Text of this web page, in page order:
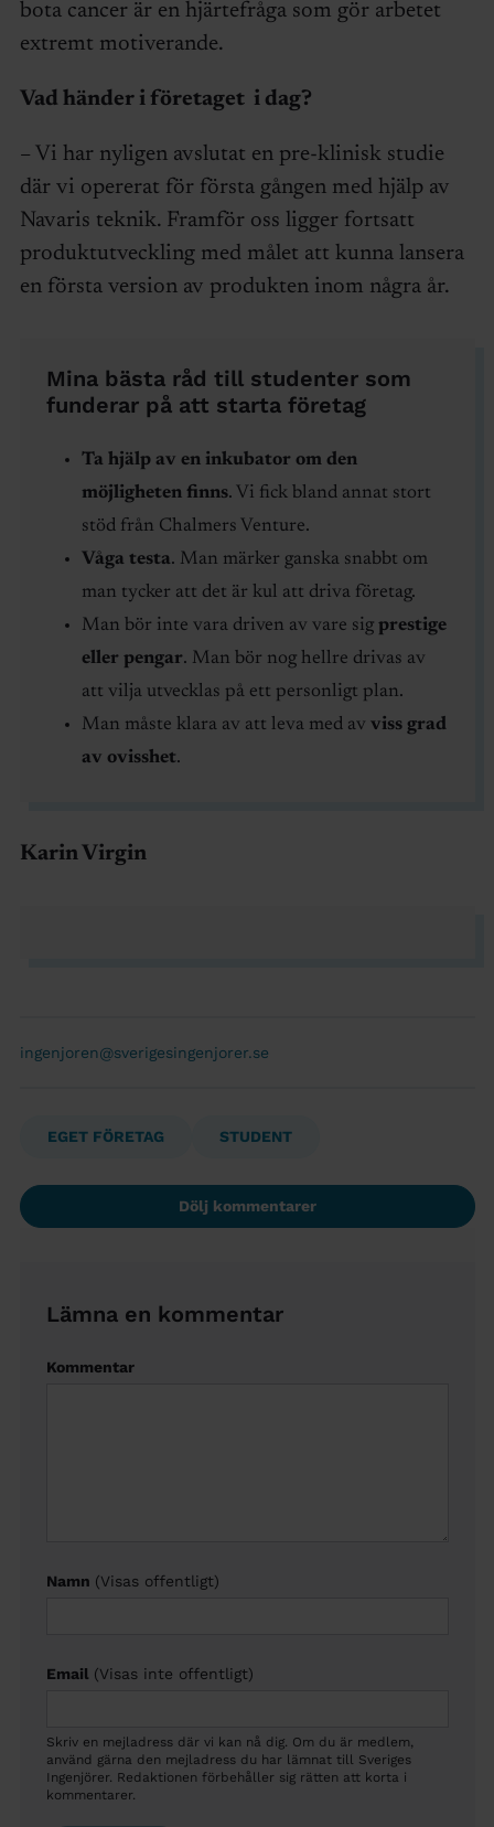
bota cancer är en hjärtefråga som gör arbetet
extremt motiverande.
Vad händer i företaget i dag?
– Vi har nyligen avslutat en pre-klinisk studie
där vi opererat för första gången med hjälp av
Navaris teknik. Framför oss ligger fortsatt
produktutveckling med målet att kunna lansera
en första version av produkten inom några år.
Mina bästa råd till studenter som
funderar på att starta företag
Ta hjälp av en inkubator om den
möjligheten finns. Vi fick bland annat stort
stöd från Chalmers Venture.
Våga testa. Man märker ganska snabbt om
man tycker att det är kul att driva företag.
Man bör inte vara driven av vare sigprestige
eller pengar. Man bör nog hellre drivas av
att vilja utvecklas på ett personligt plan.
Man måste klara av att leva med av viss grad
av ovisshet.
Karin Virgin
ingenjoren@sverigesingenjorer.se
EGET FÖRETAG STUDENT
Dölj kommentarer
Lämna en kommentar
Kommentar
Namn (Visas offentligt)
Email (Visas inte offentligt)
Skriv en mejladress där vi kan nå dig. Om du är medlem,
använd gärna den mejladress du har lämnat till Sveriges
Ingenjörer. Redaktionen förbehåller sig rätten att korta i
kommentarer.